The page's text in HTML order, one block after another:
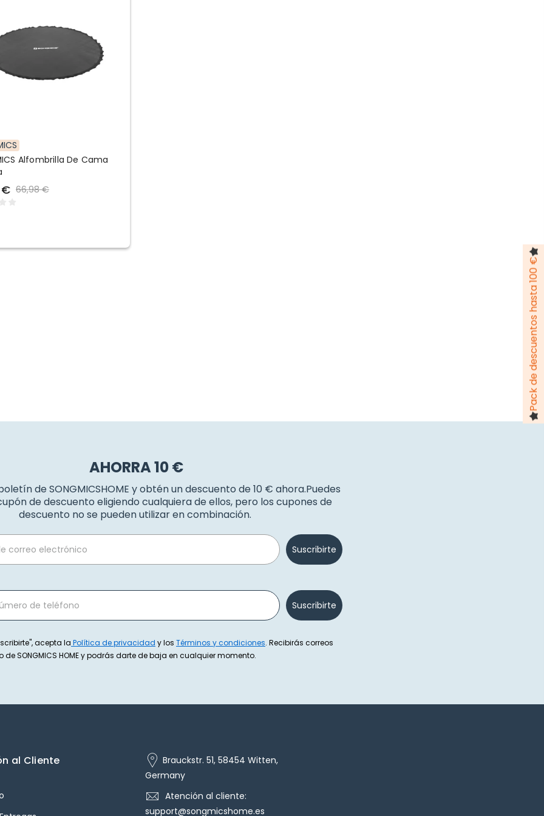
Alfombrilla De Cama
€ 66,98 €
AHORRA 10 €
de SONGMICSHOME y obtén un descuento de 10 € ahora.Puedes
de descuento eligiendo cualquiera de ellos, pero los cupones de
descuento no se pueden utilizar en combinación.
Suscribirte
Suscribirte
acepta la Política de privacidad y los Términos y condiciones. Recibirás correos
de SONGMICS HOME y podrás darte de baja en cualquier momento.
al Cliente
Brauckstr. 51, 58454 Witten,
Germany
Atención al cliente:
support@songmicshome.es
Pack de descuentos hasta 100 €